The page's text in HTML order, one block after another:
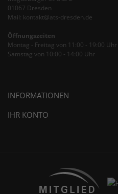
01067 Dresden
Mail: kontakt@ats-dresden.de
Öffnungszeiten
Montag - Freitag von 11:00 - 19:00 Uhr
Samstag von 10:00 - 14:00 Uhr
INFORMATIONEN
IHR KONTO